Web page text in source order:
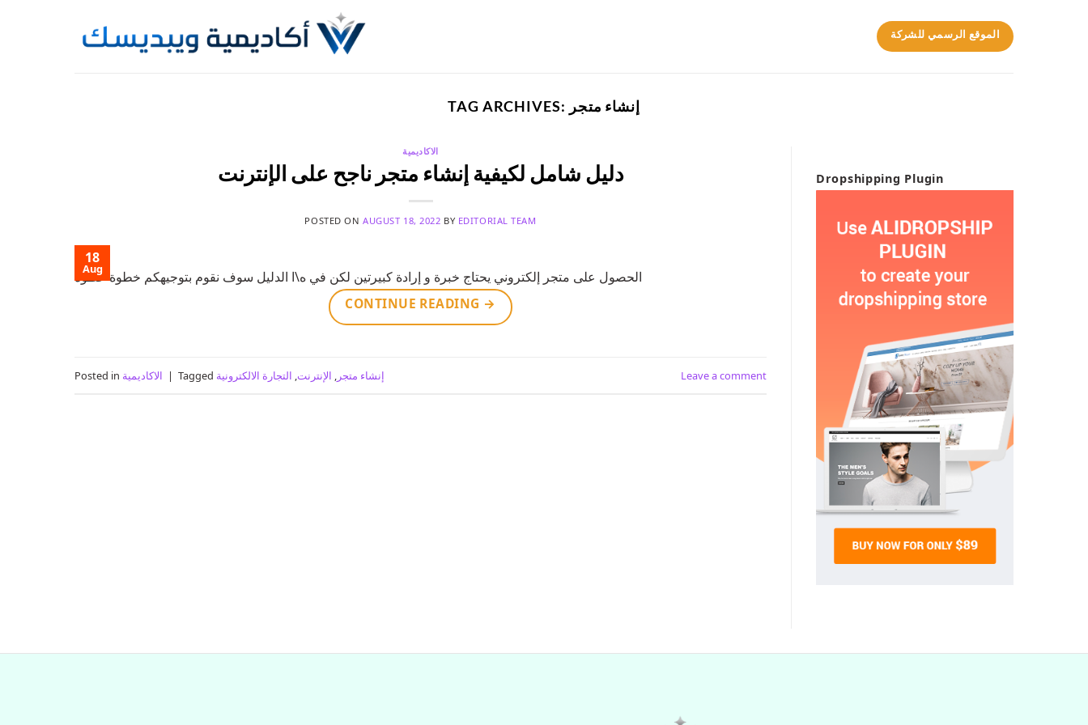
الموقع الرسمي للشركة
TAG ARCHIVES: إنشاء متجر
الاكاديمية
دليل شامل لكيفية إنشاء متجر ناجح على الإنترنت
POSTED ONAUGUST 18, 2022 BY EDITORIAL TEAM
18
Aug
الحصول على متجر إلكتروني يحتاج خبرة و إرادة كبيرتين لكن في ه\ا الدليل سوف نقوم بتوجيهكم خطوة خطوة
CONTINUE READING →
Posted in الاكاديمية | Tagged إنشاء متجر , الإنترنت, التجارة الالكترونية Leave a comment
Dropshipping Plugin